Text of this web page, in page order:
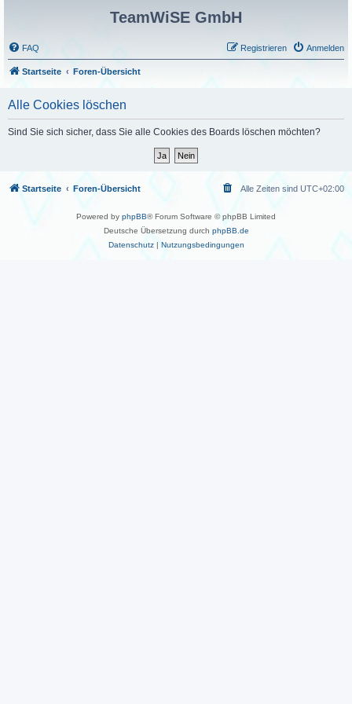
TeamWiSE GmbH
FAQ Anmelden
Registrieren
Startseite Foren-Übersicht
Alle Cookies löschen
Sind Sie sich sicher, dass Sie alle Cookies des Boards löschen möchten?
Startseite Foren-Übersicht Alle Zeiten sind UTC+02:00
Powered by phpBB® Forum Software © phpBB Limited
Deutsche Übersetzung durch phpBB.de
Datenschutz| Nutzungsbedingungen